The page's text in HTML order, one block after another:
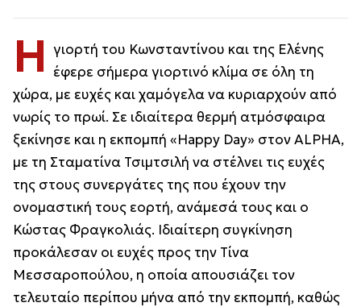
Η γιορτή του Κωνσταντίνου και της Ελένης
έφερε σήμερα γιορτινό κλίμα σε όλη τη
χώρα, με ευχές και χαμόγελα να κυριαρχούν από
νωρίς το πρωί. Σε ιδιαίτερα θερμή ατμόσφαιρα
ξεκίνησε και η εκπομπή «Happy Day» στον ALPHA,
με τη Σταματίνα Τσιμτσιλή να στέλνει τις ευχές
της στους συνεργάτες της που έχουν την
ονομαστική τους εορτή, ανάμεσά τους και ο
Κώστας Φραγκολιάς. Ιδιαίτερη συγκίνηση
προκάλεσαν οι ευχές προς την Τίνα
Μεσσαροπούλου, η οποία απουσιάζει τον
τελευταίο περίπου μήνα από την εκπομπή, καθώς